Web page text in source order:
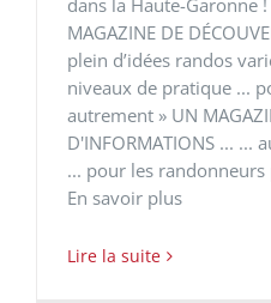
dans la Haute-Garonne !
MAGAZINE DE
plein d’idées randos
niveaux de pratique ...
autrement » UN
D'INFORMATIONS ... ...
... pour les
En savoir plus
Lire la suite